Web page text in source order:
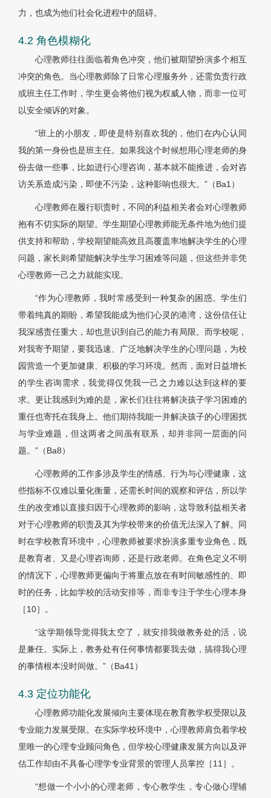
力，也成为他们社会化进程中的阻碍。
4.2 角色模糊化
心理教师往往面临着角色冲突，他们被期望扮演多个相互
冲突的角色。当心理教师除了日常心理服务外，还需负责行政
或班主任工作时，学生更会将他们视为权威人物，而非一位可
以安全倾诉的对象。
“班上的小朋友，即使是特别喜欢我的，他们在内心认同
我的第一身份也是班主任。如果我这个时候想用心理老师的身
份去做一些事，比如进行心理咨询，基本就不能推进，会对咨
访关系造成污染，即使不污染，这种影响也很大。”（Ba1）
心理教师在履行职责时，不同的利益相关者会对心理教师
抱有不切实际的期望。学生期望心理教师能无条件地为他们提
供支持和帮助，学校期望能高效且高覆盖率地解决学生的心理
问题，家长则希望能解决学生学习困难等问题，但这些并非凭
心理教师一己之力就能实现。
“作为心理教师，我时常感受到一种复杂的困惑。学生们
带着纯真的期盼，希望我能成为他们心灵的港湾，这份信任让
我深感责任重大，却也意识到自己的能力有局限。而学校呢，
对我寄予期望，要我迅速、广泛地解决学生的心理问题，为校
园营造一个更加健康、积极的学习环境。然而，面对日益增长
的学生咨询需求，我觉得仅凭我一己之力难以达到这样的要
求。更让我感到为难的是，家长们往往将解决孩子学习困难的
重任也寄托在我身上。他们期待我能一并解决孩子的心理困扰
与学业难题，但这两者之间虽有联系，却并非同一层面的问
题。”（Ba8）
心理教师的工作多涉及学生的情感、行为与心理健康，这
些指标不仅难以量化衡量，还需长时间的观察和评估，所以学
生的改变难以直接归因于心理教师的影响，这导致利益相关者
对于心理教师的职责及其为学校带来的价值无法深入了解。同
时在学校教育环境中，心理教师被要求扮演多重专业角色，既
是教育者、又是心理咨询师，还是行政老师。在角色定义不明
的情况下，心理教师更偏向于将重点放在有时间敏感性的、即
时的任务，比如学校的活动安排等，而非专注于学生心理本身
［10］ 。
“这学期领导觉得我太空了，就安排我做教务处的活，说
是兼任。实际上，教务处有任何事情都要我去做，搞得我心理
的事情根本没时间做。”（Ba41）
4.3 定位功能化
心理教师功能化发展倾向主要体现在教育教学权受限以及
专业能力发展受限。在实际学校环境中，心理教师肩负着学校
里唯一的心理专业顾问角色，但学校心理健康发展方向以及评
估工作却由不具备心理学专业背景的管理人员掌控［11］ 。
“想做一个小小的心理老师，专心教学生，专心做心理辅